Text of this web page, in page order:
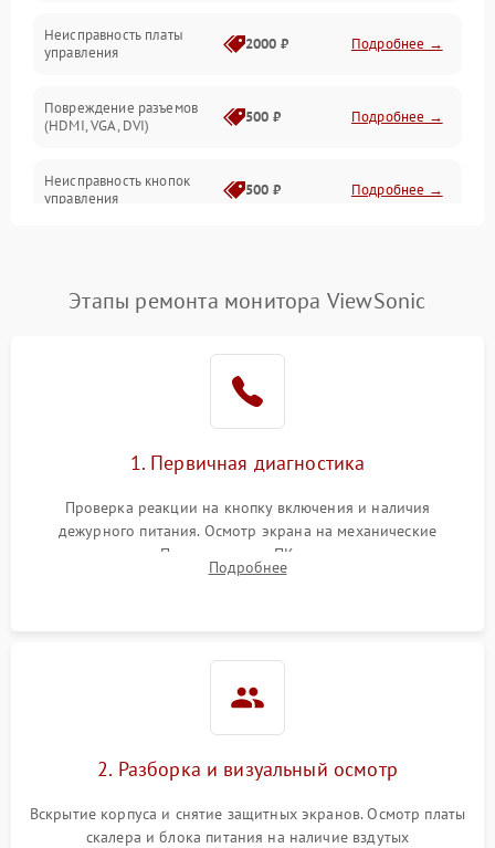
Неисправность платы
управления
2000 ₽ Подробнее →
Повреждение разъемов
(HDMI, VGA, DVI)
500 ₽ Подробнее →
Неисправность кнопок
управления
500 ₽ Подробнее →
Повреждение кабеля
1000 ₽
Поломка системы
автоматического
1000 ₽ Подробнее →
Неисправность системы
1000 ₽
защиты от замыкания
1000 ₽ Подробнее →
Этапы ремонта монитора ViewSonic
1. Первичная диагностика
Проверка реакции на кнопку включения и наличия
дежурного питания. Осмотр экрана на механические
повреждения. Подключение к ПК для оценки вывода
изображения, работы подсветки и выявления артефактов на
Подробнее
2. Разборка и визуальный осмотр
Вскрытие корпуса и снятие защитных экранов. Осмотр платы
скалера и блока питания на наличие вздутых